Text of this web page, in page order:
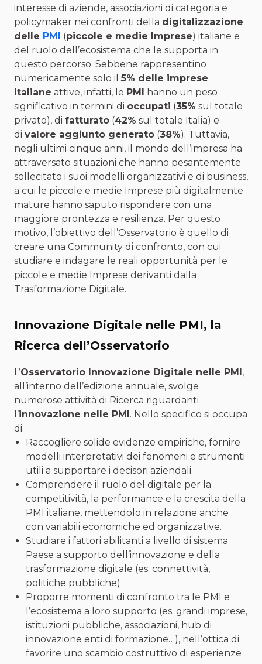
interesse di aziende, associazioni di categoria e
policymaker nei confronti della digitalizzazione
delle PMI (piccole e medie Imprese) italiane e
del ruolo dell’ecosistema che le supporta in
questo percorso. Sebbene rappresentino
numericamente solo il 5% delle imprese
italiane attive, infatti, le PMI hanno un peso
significativo in termini di occupati (35% sul totale
privato), di fatturato (42% sul totale Italia) e
di valore aggiunto generato (38%). Tuttavia,
negli ultimi cinque anni, il mondo dell’impresa ha
attraversato situazioni che hanno pesantemente
sollecitato i suoi modelli organizzativi e di business,
a cui le piccole e medie Imprese più digitalmente
mature hanno saputo rispondere con una
maggiore prontezza e resilienza. Per questo
motivo, l’obiettivo dell’Osservatorio è quello di
creare una Community di confronto, con cui
studiare e indagare le reali opportunità per le
piccole e medie Imprese derivanti dalla
Trasformazione Digitale.
Innovazione Digitale nelle PMI, la
Ricerca dell’Osservatorio
L’Osservatorio Innovazione Digitale nelle PMI,
all’interno dell’edizione annuale, svolge
numerose attività di Ricerca riguardanti
l’innovazione nelle PMI. Nello specifico si occupa
di:
Raccogliere solide evidenze empiriche, fornire
modelli interpretativi dei fenomeni e strumenti
utili a supportare i decisori aziendali
Comprendere il ruolo del digitale per la
competitività, la performance e la crescita della
PMI italiane, mettendolo in relazione anche
con variabili economiche ed organizzative.
Studiare i fattori abilitanti a livello di sistema
Paese a supporto dell’innovazione e della
trasformazione digitale (es. connettività,
politiche pubbliche)
Proporre momenti di confronto tra le PMI e
l’ecosistema a loro supporto (es. grandi imprese,
istituzioni pubbliche, associazioni, hub di
innovazione enti di formazione…), nell’ottica di
favorire uno scambio costruttivo di esperienze